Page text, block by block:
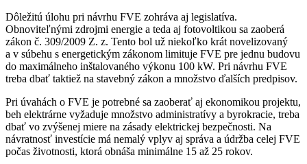
Dôležitú úlohu pri návrhu FVE zohráva aj legislatíva.
Obnoviteľnými zdrojmi energie a teda aj fotovoltikou sa zaoberá
zákon č. 309/2009 Z. z. Tento bol už niekoľko krát novelizovaný
a v súbehu s energetickým zákonom limituje FVE pre jednu budovu
do maximálneho inštalovaného výkonu 100 kW. Pri návrhu FVE
treba dbať taktiež na stavebný zákon a množstvo ďalších predpisov.
Pri úvahách o FVE je potrebné sa zaoberať aj ekonomikou projektu,
beh elektrárne vyžaduje množstvo administratívy a byrokracie, treba
dbať vo zvýšenej miere na zásady elektrickej bezpečnosti. Na
návratnosť investície má nemalý vplyv aj správa a údržba celej FVE
počas životnosti, ktorá obnáša minimálne 15 až 25 rokov.